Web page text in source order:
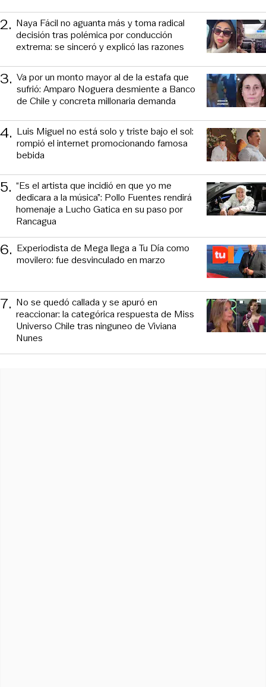
2. Naya Fácil no aguanta más y toma radical
decisión tras polémica por conducción
extrema: se sinceró y explicó las razones
3. Va por un monto mayor al de la estafa que
sufrió: Amparo Noguera desmiente a Banco
de Chile y concreta millonaria demanda
4. Luis Miguel no está solo y triste bajo el sol:
rompió el internet promocionando famosa
bebida
5. “Es el artista que incidió en que yo me
dedicara a la música”: Pollo Fuentes rendirá
homenaje a Lucho Gatica en su paso por
Rancagua
6. Experiodista de Mega llega a Tu Día como
movilero: fue desvinculado en marzo
7. No se quedó callada y se apuró en
reaccionar: la categórica respuesta de Miss
Universo Chile tras ninguneo de Viviana
Nunes